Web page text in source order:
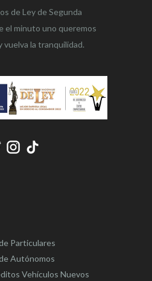
de Ley de Segunda
el minuto uno queremos
vuelva la tranquilidad.
Particulares
Autónomos
Vehículos Nuevos